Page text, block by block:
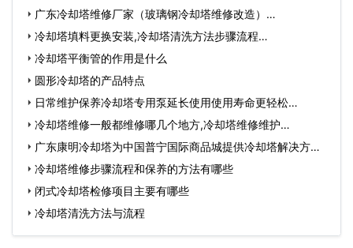
广东冷却塔维修厂家（玻璃钢冷却塔维修改造）…
冷却塔填料更换安装,冷却塔清洗方法步骤流程…
冷却塔平衡管的作用是什么
圆形冷却塔的产品特点
日常维护保养冷却塔专用泵延长使用使用寿命更轻松…
冷却塔维修一般都维修哪几个地方,冷却塔维修维护…
广东康明冷却塔为中国普宁国际商品城提供冷却塔解决方
案…冷却塔维修步骤流程和保养的方法有哪些
闭式冷却塔检修项目主要有哪些
冷却塔清洗方法与流程